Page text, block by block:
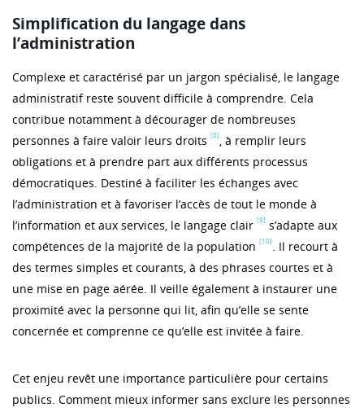
Simplification du langage dans
l’administration
Complexe et caractérisé par un jargon spécialisé, le langage
administratif reste souvent difficile à comprendre. Cela
contribue notamment à décourager de nombreuses
personnes à faire valoir leurs droits [8] , à remplir leurs
obligations et à prendre part aux différents processus
démocratiques. Destiné à faciliter les échanges avec
l’administration et à favoriser l’accès de tout le monde à
l’information et aux services, le langage clair [9] s’adapte aux
compétences de la majorité de la population [10] . Il recourt à
des termes simples et courants, à des phrases courtes et à
une mise en page aérée. Il veille également à instaurer une
proximité avec la personne qui lit, afin qu’elle se sente
concernée et comprenne ce qu’elle est invitée à faire.
Cet enjeu revêt une importance particulière pour certains
publics. Comment mieux informer sans exclure les personnes